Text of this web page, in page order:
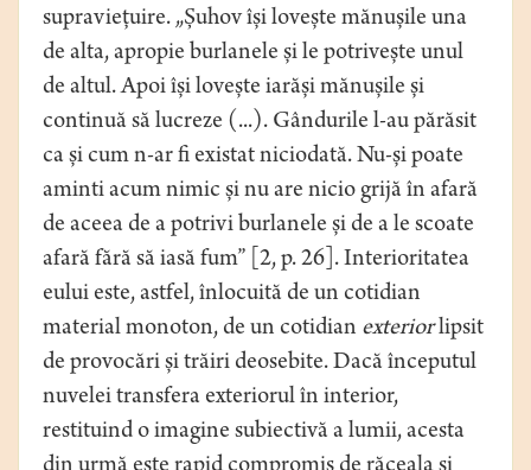
supraviețuire. „Șuhov își lovește mănușile una
de alta, apropie burlanele și le potrivește unul
de altul. Apoi își lovește iarăși mănușile și
continuă să lucreze (...). Gândurile l-au părăsit
ca și cum n-ar fi existat niciodată. Nu-și poate
aminti acum nimic și nu are nicio grijă în afară
de aceea de a potrivi burlanele și de a le scoate
afară fără să iasă fum” [2, p. 26]. Interioritatea
eului este, astfel, înlocuită de un cotidian
material monoton, de un cotidian exteriorlipsit
de provocări și trăiri deosebite. Dacă începutul
nuvelei transfera exteriorul în interior,
restituind o imagine subiectivă a lumii, acesta